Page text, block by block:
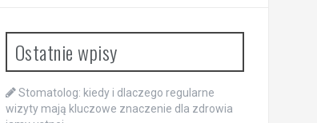
Ostatnie wpisy
Stomatolog: kiedy i dlaczego regularne
wizyty mają kluczowe znaczenie dla zdrowia